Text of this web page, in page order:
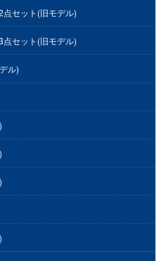
セット(旧モデル)
セット(旧モデル)
ル)